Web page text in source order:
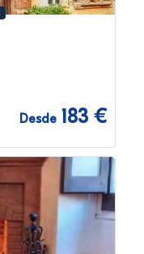
Desde 183 €